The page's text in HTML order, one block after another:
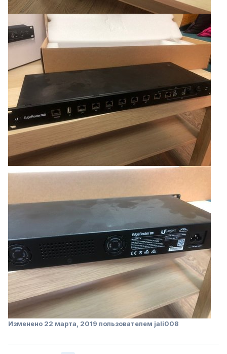
Изменено 22 марта, 2019 пользователем jali008